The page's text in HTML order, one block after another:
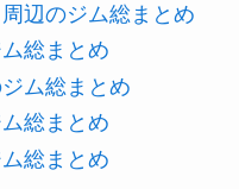
辺のジム総まとめ
総まとめ
ム総まとめ
総まとめ
総まとめ